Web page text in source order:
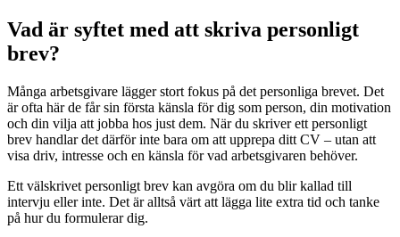
Vad är syftet med att skriva personligt
brev?
Många arbetsgivare lägger stort fokus på det personliga brevet. Det
är ofta här de får sin första känsla för dig som person, din motivation
och din vilja att jobba hos just dem. När du skriver ett personligt
brev handlar det därför inte bara om att upprepa ditt CV – utan att
visa driv, intresse och en känsla för vad arbetsgivaren behöver.
Ett välskrivet personligt brev kan avgöra om du blir kallad till
intervju eller inte. Det är alltså värt att lägga lite extra tid och tanke
på hur du formulerar dig.